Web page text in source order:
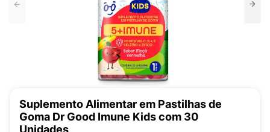
Suplemento Alimentar em Pastilhas de
Goma Dr Good Imune Kids com 30
Unidades